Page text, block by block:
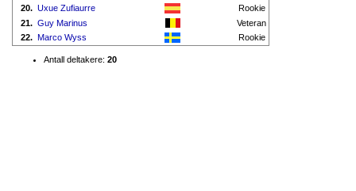
20. Uxue Zufiaurre
Rookie
21. Guy Marinus
Veteran
22. Marco Wyss Rookie
Antall deltakere: 20